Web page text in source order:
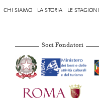
CHI SIAMO LA STORIA LE STAGIONI
Soci Fondatori